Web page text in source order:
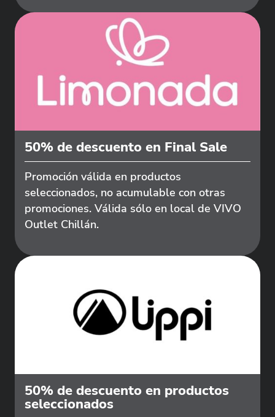
50% de descuento en Final Sale
Promoción válida en productos
seleccionados, no acumulable con otras
promociones. Válida sólo en local de VIVO
Outlet Chillán.
50% de descuento en productos
seleccionados